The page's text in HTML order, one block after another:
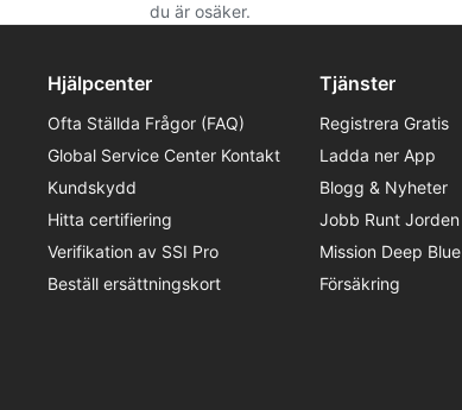
du är osäker.
Hjälpcenter
Ofta Ställda Frågor (FAQ)
Global Service Center Kontakt
Kundskydd
Hitta certifiering
Verifikation av SSI Pro
Beställ ersättningskort
Tjänster
Registrera Gratis
Ladda ner App
Blogg & Nyheter
Jobb Runt Jorden
Mission Deep Blue
Försäkring